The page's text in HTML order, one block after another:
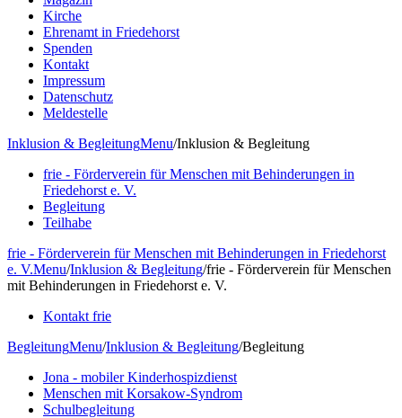
Kirche
Ehrenamt in Friedehorst
Spenden
Kontakt
Impressum
Datenschutz
Meldestelle
Inklusion & BegleitungMenu/Inklusion & Begleitung
frie - Förderverein für Menschen mit Behinderungen in
Friedehorst e. V.
Begleitung
Teilhabe
frie - Förderverein für Menschen mit Behinderungen in Friedehorst
e. V.Menu/Inklusion & Begleitung/frie - Förderverein für Menschen
mit Behinderungen in Friedehorst e. V.
Kontakt frie
BegleitungMenu/Inklusion & Begleitung/Begleitung
Jona - mobiler Kinderhospizdienst
Menschen mit Korsakow-Syndrom
Schulbegleitung